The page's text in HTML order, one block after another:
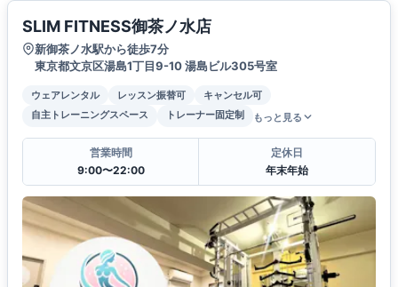
SLIM FITNESS御茶ノ水店
新御茶ノ水駅から徒歩7分
東京都文京区湯島1丁目9-10 湯島ビル305号室
ウェアレンタル レッスン振替可
キャンセル可
自主トレーニングスペース
トレーナー固定制 もっと見る
営業時間
9:00〜22:00
定休日
年末年始